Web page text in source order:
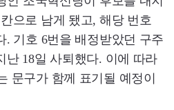
으로 남게 됐고, 해당 번호
. 기호 6번을 배정받았던 구주
난 18일 사퇴했다. 이에 따라
문구가 함께 표기될 예정이